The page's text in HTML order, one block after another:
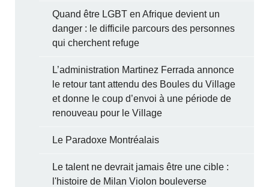
Quand être LGBT en Afrique devient un
danger : le difficile parcours des personnes
qui cherchent refuge
L’administration Martinez Ferrada annonce
le retour tant attendu des Boules du Village
et donne le coup d’envoi à une période de
renouveau pour le Village
Le Paradoxe Montréalais
Le talent ne devrait jamais être une cible :
l'histoire de Milan Violon bouleverse